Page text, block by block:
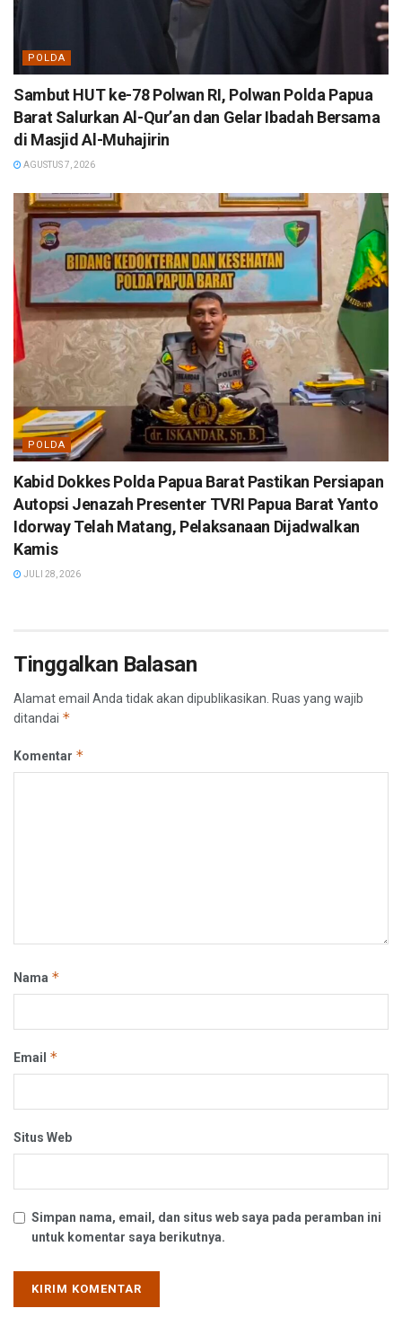
POLDA
Sambut HUT ke-78 Polwan RI, Polwan Polda Papua
Barat Salurkan Al-Qur’an dan Gelar Ibadah Bersama
di Masjid Al-Muhajirin
AGUSTUS 7, 2026
POLDA
Kabid Dokkes Polda Papua Barat Pastikan Persiapan
Autopsi Jenazah Presenter TVRI Papua Barat Yanto
Idorway Telah Matang, Pelaksanaan Dijadwalkan
Kamis
JULI 28, 2026
Tinggalkan Balasan
Alamat email Anda tidak akan dipublikasikan. Ruas yang wajib
ditandai *
Komentar *
Nama *
Email *
Situs Web
Simpan nama, email, dan situs web saya pada peramban ini
untuk komentar saya berikutnya.